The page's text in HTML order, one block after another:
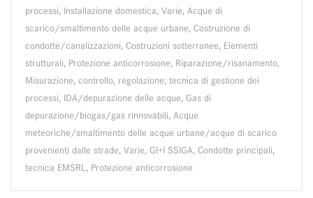
processi, Installazione domestica, Varie, Acque di
scarico/smaltimento delle acque urbane, Costruzione di
condotte/canalizzazioni, Costruzioni sotterranee, Elementi
strutturali, Protezione anticorrosione, Riparazione/risanamento,
Misurazione, controllo, regolazione; tecnica di gestione dei
processi, IDA/depurazione delle acque, Gas di
depurazione/biogas/gas rinnovabili, Acque
meteoriche/smaltimento delle acque urbane/acque di scarico
provenienti dalle strade, Varie, GI+I SSIGA, Condotte principali,
tecnica EMSRL, Protezione anticorrosione